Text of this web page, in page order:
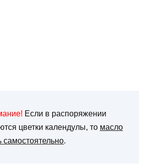
Если в распоряжении
цветки календулы, то масло
самостоятельно.